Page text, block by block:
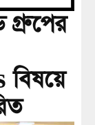
গ্রুপের